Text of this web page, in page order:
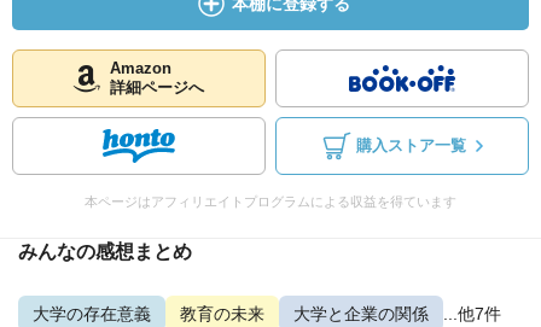
Amazon
詳細ページへ
購入ストア一覧
本ページはアフィリエイトプログラムによる収益を得ています
みんなの感想まとめ
大学の存在意義 教育の未来 大学と企業の関係 ...他7件